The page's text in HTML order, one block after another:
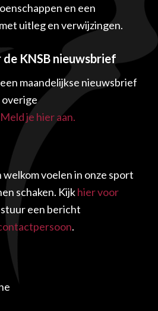
en een
uitleg en verwijzingen.
KNSB nieuwsbrief
maandelijkse nieuwsbrief
overige
Meld je hier aan.
voelen in onze sport
schaken. Kijkhier voor
een bericht
.